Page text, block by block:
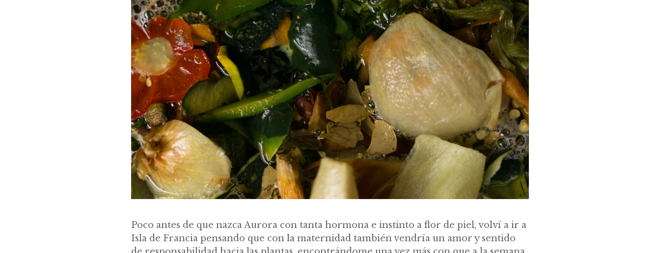
Poco antes de que nazca Aurora con tanta hormona e instinto a flor de piel, volví a ir a
Isla de Francia pensando que con la maternidad también vendría un amor y sentido